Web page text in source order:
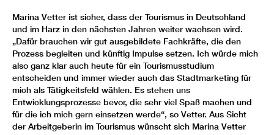
Marina Vetter ist sicher, dass der Tourismus in Deutschland
und im Harz in den nächsten Jahren weiter wachsen wird.
„Dafür brauchen wir gut ausgebildete Fachkräfte, die den
Prozess begleiten und künftig Impulse setzen. Ich würde mich
also ganz klar auch heute für ein Tourismusstudium
entscheiden und immer wieder auch das Stadtmarketing für
mich als Tätigkeitsfeld wählen. Es stehen uns
Entwicklungsprozesse bevor, die sehr viel Spaß machen und
für die ich mich gern einsetzen werde“, so Vetter. Aus Sicht
der Arbeitgeberin im Tourismus wünscht sich Marina Vetter